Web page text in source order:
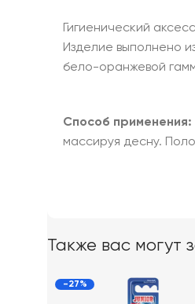
Гигиенический
Изделие выполнено
бело-оранжевой
Способ применения:
массируя десну.
Также вас могут
-27%